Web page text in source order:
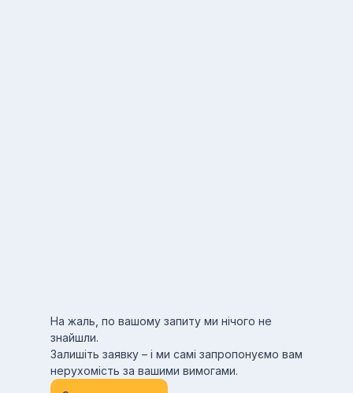
На жаль, по вашому запиту ми нічого не
знайшли.
Залишіть заявку – і ми самі запропонуємо вам
нерухомість за вашими вимогами.